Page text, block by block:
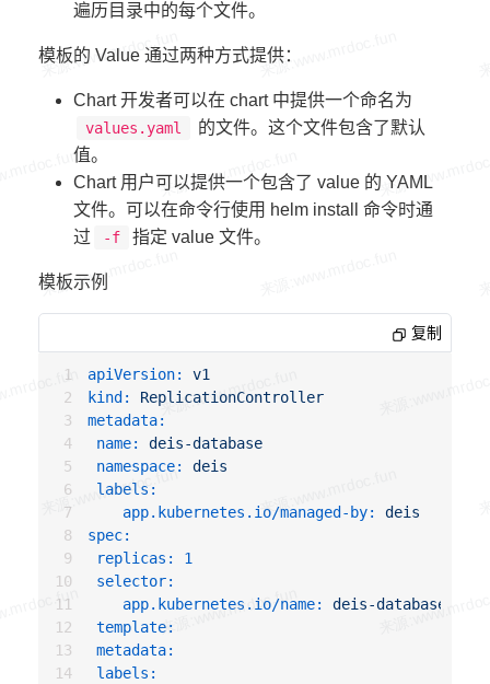
遍历目录中的每个文件。
模板的 Value 通过两种方式提供：
Chart 开发者可以在 chart 中提供一个命名为
values.yaml
的文件。这个文件包含了默认
值。
Chart 用户可以提供一个包含了 value 的 YAML
文件。可以在命令行使用 helm install 命令时通
过
-f 指定 value 文件。
模板示例
复制
apiVersion:
v1
kind:
ReplicationController
metadata:
name:
deis-database
namespace:
deis
labels:
app.kubernetes.io/managed-by:
deis
spec:
replicas:
1
selector:
app.kubernetes.io/name:
deis-database
template:
metadata:
labels: